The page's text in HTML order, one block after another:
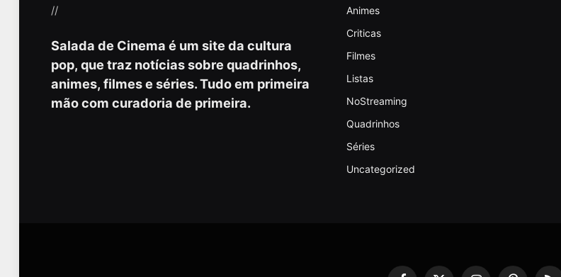
//
Salada de Cinema é um site da cultura
pop, que traz notícias sobre quadrinhos,
animes, filmes e séries. Tudo em primeira
mão com curadoria de primeira.
Animes
Criticas
Filmes
Listas
NoStreaming
Quadrinhos
Séries
Uncategorized